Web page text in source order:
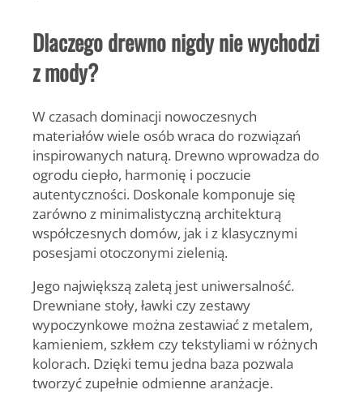
Dlaczego drewno nigdy nie wychodzi
z mody?
W czasach dominacji nowoczesnych
materiałów wiele osób wraca do rozwiązań
inspirowanych naturą. Drewno wprowadza do
ogrodu ciepło, harmonię i poczucie
autentyczności. Doskonale komponuje się
zarówno z minimalistyczną architekturą
współczesnych domów, jak i z klasycznymi
posesjami otoczonymi zielenią.
Jego największą zaletą jest uniwersalność.
Drewniane stoły, ławki czy zestawy
wypoczynkowe można zestawiać z metalem,
kamieniem, szkłem czy tekstyliami w różnych
kolorach. Dzięki temu jedna baza pozwala
tworzyć zupełnie odmienne aranżacje.